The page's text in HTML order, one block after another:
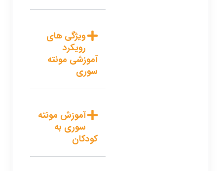
ویژگی های
رویکرد
آموزشی مونته
سوری
آموزش مونته
سوری به
کودکان